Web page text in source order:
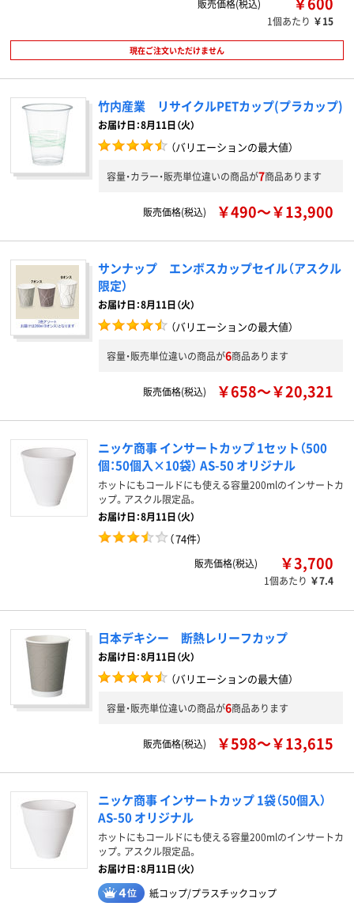
販売価格(税込)
1個あたり ￥15
現在ご注文いただけません
竹内産業 リサイクルPETカップ(プラカップ)
お届け日：8月11日（火）
（バリエーションの最大値）
容量・カラー・販売単位違いの商品が7商品あります
販売価格(税込) ￥490～￥13,900
サンナップ エンボスカップセイル（アスクル
限定）
お届け日：8月11日（火）
（バリエーションの最大値）
容量・販売単位違いの商品が6商品あります
販売価格(税込) ￥658～￥20,321
ニッケ商事 インサートカップ 1セット（500
個：50個入×10袋） AS-50 オリジナル
ホットにもコールドにも使える容量200mlのインサートカ
ップ。アスクル限定品。
お届け日：8月11日（火）
（74件）
販売価格(税込) ￥3,700
1個あたり ￥7.4
日本デキシー 断熱レリーフカップ
お届け日：8月11日（火）
（バリエーションの最大値）
容量・販売単位違いの商品が6商品あります
販売価格(税込) ￥598～￥13,615
ニッケ商事 インサートカップ 1袋（50個入）
AS-50 オリジナル
ホットにもコールドにも使える容量200mlのインサートカ
ップ。アスクル限定品。
お届け日：8月11日（火）
紙コップ/プラスチックコップ